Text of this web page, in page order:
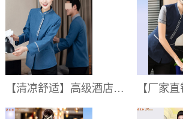
【清凉舒适】高级酒店客房夏季工作服价格,宾馆客房服务员短袖工作服批发价多少钱一套